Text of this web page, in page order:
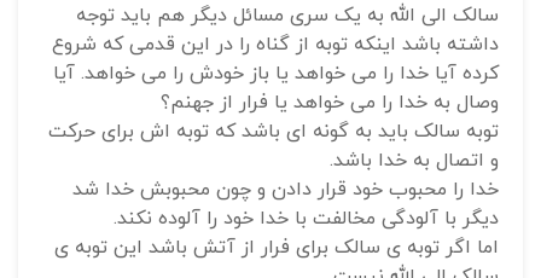
سالک الی الله به یک سری مسائل دیگر هم باید توجه
داشته باشد اینکه توبه از گناه را در این قدمی که شروع
کرده آیا خدا را می خواهد یا باز خودش را می خواهد. آیا
وصال به خدا را می خواهد یا فرار از جهنم؟
توبه سالک باید به گونه ای باشد که توبه اش برای حرکت
و اتصال به خدا باشد.
خدا را محبوب خود قرار دادن و چون محبوبش خدا شد
دیگر با آلودگی مخالفت با خدا خود را آلوده نکند.
اما اگر توبه ی سالک برای فرار از آتش باشد این توبه ی